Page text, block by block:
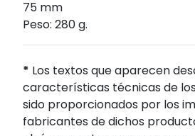
75 mm
Peso: 280 g.
* Los textos que aparecen
características técnicas de
sido proporcionados por los
fabricantes de dichos